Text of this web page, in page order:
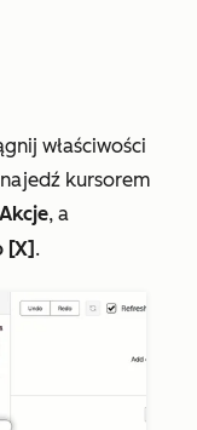
właściwości
kursorem
Akcje, a
[X] .